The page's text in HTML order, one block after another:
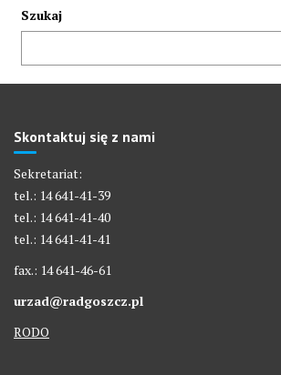
Szukaj
Skontaktuj się z nami
Sekretariat:
tel.: 14 641-41-39
tel.: 14 641-41-40
tel.: 14 641-41-41
fax.: 14 641-46-61
urzad@radgoszcz.pl
RODO